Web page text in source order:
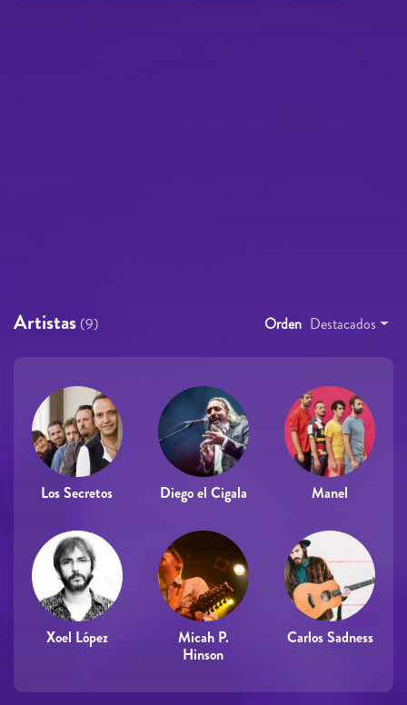
Artistas (9) Orden Destacados
Los Secretos Diego el Cigala Manel
Xoel López
Micah P.
Hinson
Carlos Sadness